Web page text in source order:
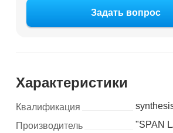
Задать вопрос
Характеристики
Квалификация
Производитель
"SPAN